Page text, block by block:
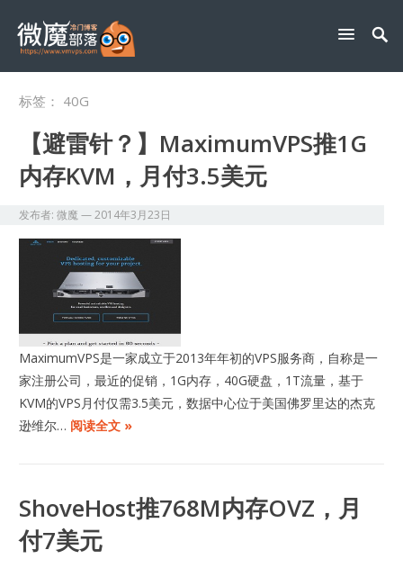
标签： 40G
【避雷针？】MaximumVPS推1G
内存KVM，月付3.5美元
发布者:微魔—2014年3月23日
MaximumVPS是一家成立于2013年年初的VPS服务商，自称是一
家注册公司，最近的促销，1G内存，40G硬盘，1T流量，基于
KVM的VPS月付仅需3.5美元，数据中心位于美国佛罗里达的杰克
逊维尔… 阅读全文 »
ShoveHost推768M内存OVZ，月
付7美元